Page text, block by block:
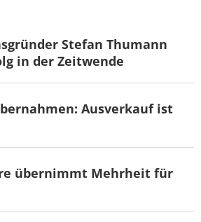
Stefan Thumann
in der Zeitwende
Ausverkauf ist
übernimmt Mehrheit für